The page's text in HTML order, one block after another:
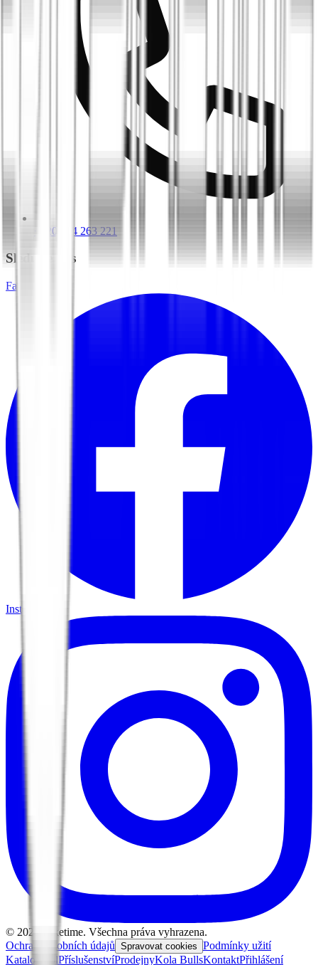
+420 604 263 221
Sledujte nás
Facebook
Instagram
© 2026
Biketime. Všechna práva vyhrazena.
Ochrana osobních údajů Spravovat cookies Podmínky užití
Katalog kolPříslušenstvíProdejnyKola BullsKontaktPřihlášení